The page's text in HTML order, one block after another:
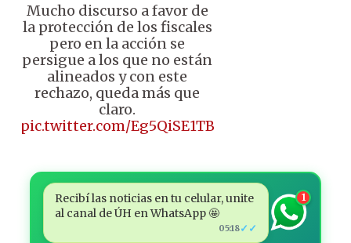
Mucho discurso a favor de
la protección de los fiscales
pero en la acción se
persigue a los que no están
alineados y con este
rechazo, queda más que
claro.
pic.twitter.com/Eg5QiSE1TB
Recibí las noticias en tu celular, unite
al canal de ÚH en WhatsApp 🤩
05:18✓✓
1